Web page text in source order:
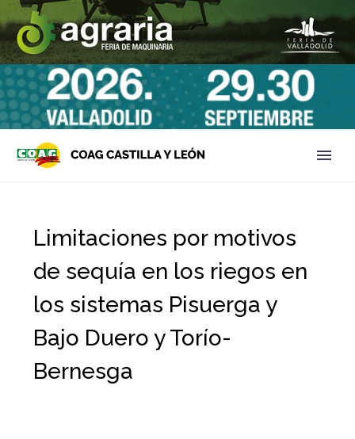
Limitaciones por motivos
de sequía en los riegos en
los sistemas Pisuerga y
Bajo Duero y Torío-
Bernesga